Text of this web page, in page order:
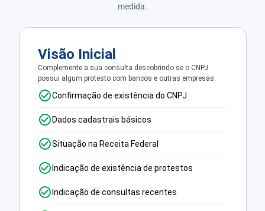
medida.
Visão Inicial
Complemente a sua consulta descobrindo se o CNPJ
possui algum protesto com bancos e outras empresas.
Confirmação de existência do CNPJ
Dados cadastrais básicos
Situação na Receita Federal
Indicação de existência de protestos
Indicação de consultas recentes